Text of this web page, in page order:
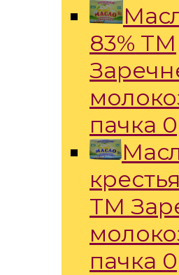
83% ТМ
пачка
ТМ
пачка